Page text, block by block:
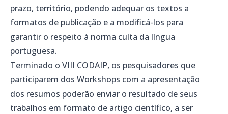
prazo, território, podendo adequar os textos a
formatos de publicação e a modificá-los para
garantir o respeito à norma culta da língua
portuguesa.
Terminado o VIII CODAIP, os pesquisadores que
participarem dos Workshops com a apresentação
dos resumos poderão enviar o resultado de seus
trabalhos em formato de artigo científico, a ser